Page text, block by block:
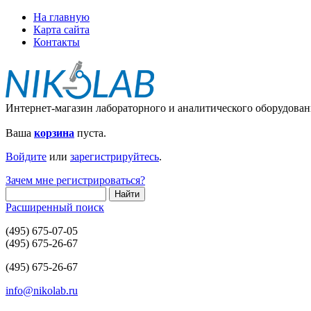
На главную
Карта сайта
Контакты
Интернет-магазин лабораторного и аналитического
Ваша корзина пуста.
Войдите или зарегистрируйтесь.
Зачем мне регистрироваться?
Расширенный поиск
(495) 675-07-05
(495) 675-26-67
(495) 675-26-67
info@nikolab.ru